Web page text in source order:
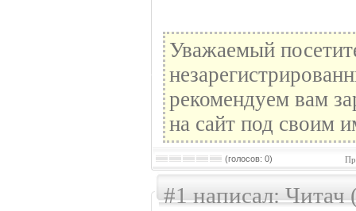
Уважаемый
рекомендуем вам
на сайт под своим
(голосов: 0)
#1 написал: